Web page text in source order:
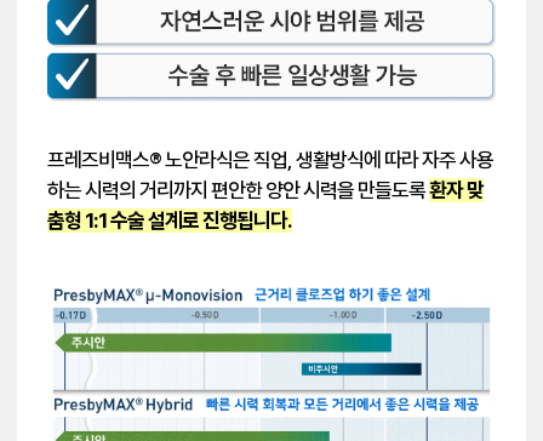
프레즈비맥스® 노안라식은 직업, 생활방식에 따라 자주 사용
하는 시력의 거리까지 편안한 양안 시력을 만들도록환자 맞
춤형 1:1 수술 설계로 진행됩니다.